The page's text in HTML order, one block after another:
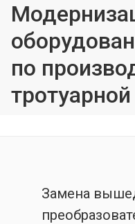
по
Замена